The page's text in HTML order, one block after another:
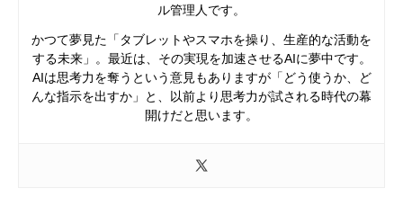
ル管理人です。
かつて夢見た「タブレットやスマホを操り、生産的な活動を
する未来」。最近は、その実現を加速させるAIに夢中です。
AIは思考力を奪うという意見もありますが「どう使うか、ど
んな指示を出すか」と、以前より思考力が試される時代の幕
開けだと思います。